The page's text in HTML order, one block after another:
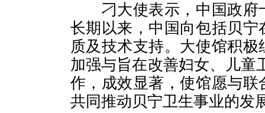
刁大使表示，中国政
长期以来，中国向包括贝
质及技术支持。大使馆积
加强与旨在改善妇女、儿童
作，成效显著，使馆愿与
共同推动贝宁卫生事业的发